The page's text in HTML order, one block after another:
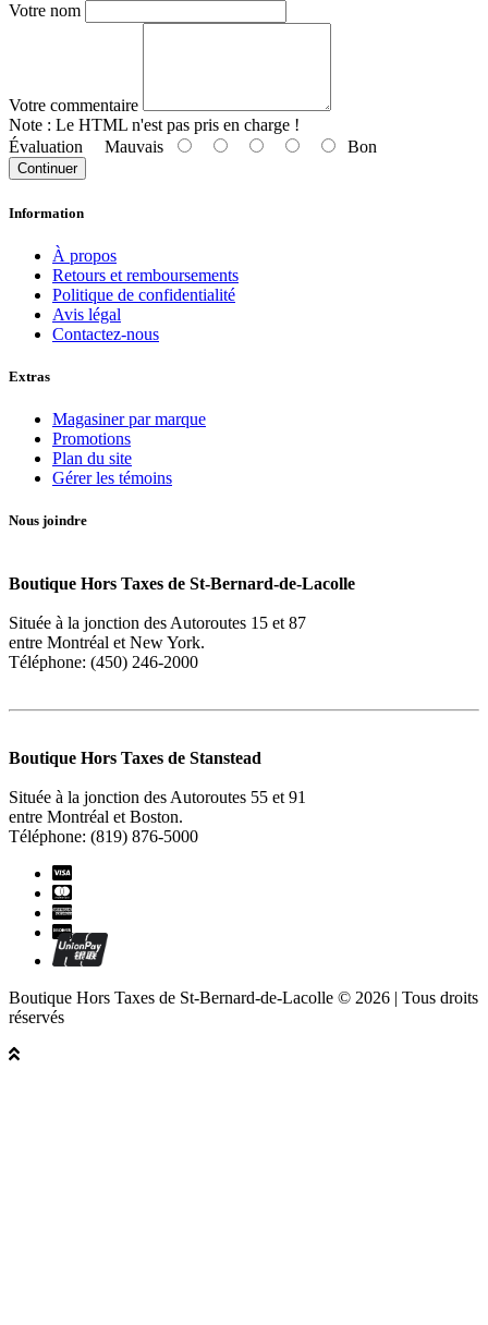
Votre nom
Votre commentaire
Note : Le HTML n'est pas pris en charge !
Évaluation Mauvais Bon
Continuer
Information
À propos
Retours et remboursements
Politique de confidentialité
Avis légal
Contactez-nous
Extras
Magasiner par marque
Promotions
Plan du site
Gérer les témoins
Nous joindre
Boutique Hors Taxes de St-Bernard-de-Lacolle
Située à la jonction des Autoroutes 15 et 87
entre Montréal et New York.
Téléphone: (450) 246-2000
Boutique Hors Taxes de Stanstead
Située à la jonction des Autoroutes 55 et 91
entre Montréal et Boston.
Téléphone: (819) 876-5000
Boutique Hors Taxes de St-Bernard-de-Lacolle © 2026 | Tous droits
réservés